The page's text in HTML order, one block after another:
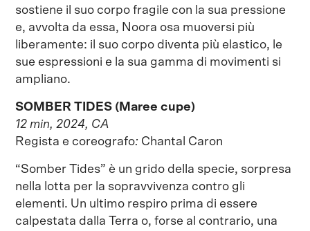
sostiene il suo corpo fragile con la sua pressione
e, avvolta da essa, Noora osa muoversi più
liberamente: il suo corpo diventa più elastico, le
sue espressioni e la sua gamma di movimenti si
ampliano.
SOMBER TIDES (Maree cupe)
12 min, 2024, CA
Regista e coreografo: Chantal Caron
“Somber Tides” è un grido della specie, sorpresa
nella lotta per la sopravvivenza contro gli
elementi. Un ultimo respiro prima di essere
calpestata dalla Terra o, forse al contrario, una